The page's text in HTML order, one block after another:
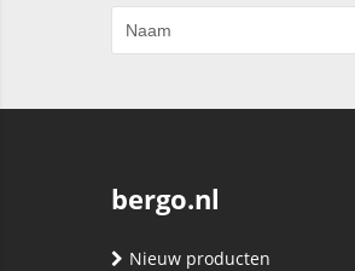
bergo.nl
Nieuw producten